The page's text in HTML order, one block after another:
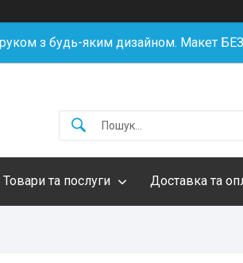
з будь-яким дизайном. Макет
Товари та послуги Доставка та